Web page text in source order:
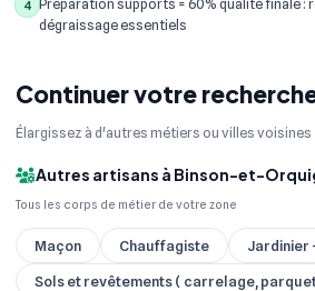
4 Préparation supports = 60% qualité finale :
dégraissage essentiels
Continuer votre
Élargissez à d'autres métiers ou villes voisines
Autres artisans à Binson-et-
Tous les corps de métier de votre zone
Maçon Chauffagiste
Jardinier
Sols et revêtements ( carrelage,